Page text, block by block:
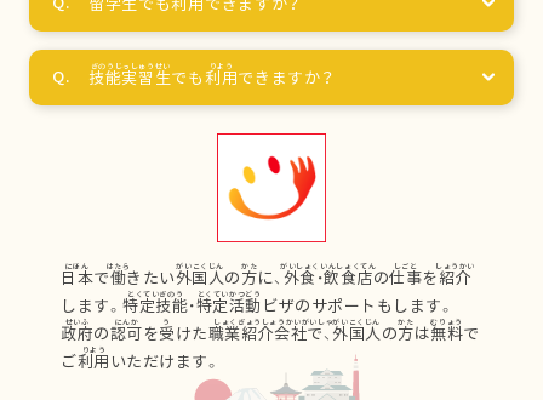
留学生でも利用 できますか？
技能実習生でも利用できますか？
日本で働きたい外国人の方に、 外食 ・飲食店の仕事を紹介
します。特定技能・特定活動 ビザのサポートもします。
政府の認可を受けた職業紹介会社で、 外国人の方は無料で
ご利用 いただけます。